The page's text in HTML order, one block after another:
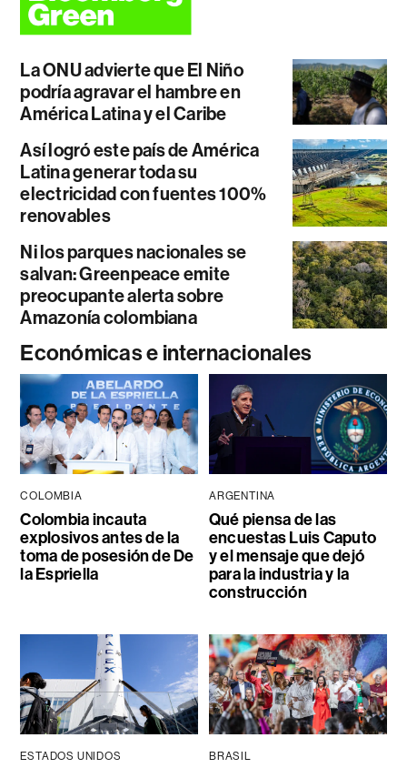
La ONU advierte que El Niño
podría agravar el hambre en
América Latina y el Caribe
Así logró este país de América
Latina generar toda su
electricidad con fuentes 100%
renovables
Ni los parques nacionales se
salvan: Greenpeace emite
preocupante alerta sobre
Amazonía colombiana
Económicas e internacionales
COLOMBIA
Colombia incauta
explosivos antes de la
toma de posesión de De
la Espriella
ARGENTINA
Qué piensa de las
encuestas Luis Caputo
y el mensaje que dejó
para la industria y la
construcción
ESTADOS UNIDOS BRASIL